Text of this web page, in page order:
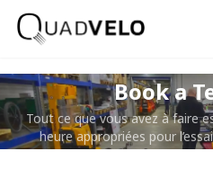
Book a
Tout ce que vous avez à faire
heure appropriées pour